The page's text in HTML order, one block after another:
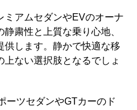
ミアムセダンやEVのオーナ
粛性と上質な乗り心地、
供します。静かで快適な移
ない選択肢となるでしょ
ーツセダンやGTカーのド